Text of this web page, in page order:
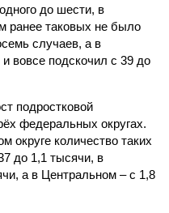
до шести, в
ранее таковых не было
случаев, а в
вовсе подскочил с 39 до
подростковой
федеральных округах.
округе количество таких
до 1,1 тысячи, в
а в Центральном – с 1,8